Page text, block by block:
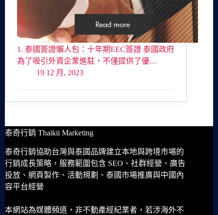
1. 泰國簽證懶人包：十年期EEC簽證 泰國政府
為了吸引外資企業進駐，不僅提供了優…
19 12 月, 2023
泰奇行銷 Thaikii Marketing
泰奇行銷協助台灣與泰國品牌建立本地與跨境市場的
行銷成長策略，服務範圍包含 SEO、社群經營、廣告
投放、網頁製作、活動規劃、泰國市場推廣與中國內
容平台經營
本網站為媒體頻道，非不動產經紀業者，若涉海外不